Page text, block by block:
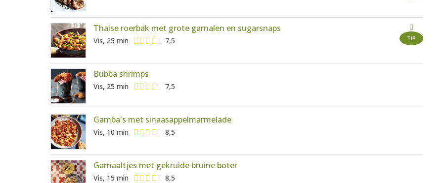
TIP
Thaise roerbak met grote garnalen en sugarsnaps
Vis, 25 min 7,5
Bubba shrimps
Vis, 25 min 7,5
Gamba's met sinaasappelmarmelade
Vis, 10 min 8,5
Garnaaltjes met gekruide bruine boter
Vis, 15 min 8,5